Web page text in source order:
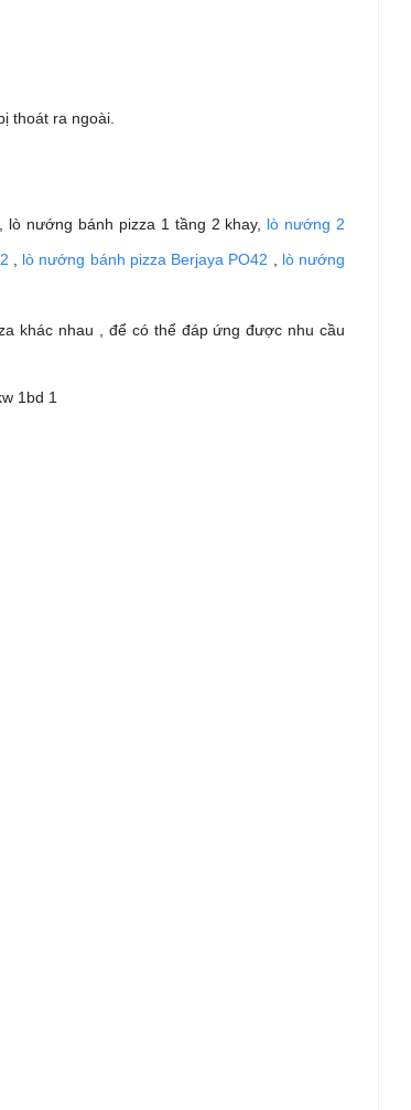
thoát ra ngoài.
nướng bánh pizza 1 tầng 2 khay, lò nướng 2
lò nướng bánh pizza Berjaya PO42
lò nướng
khác nhau , để có thể đáp ứng được nhu cầu